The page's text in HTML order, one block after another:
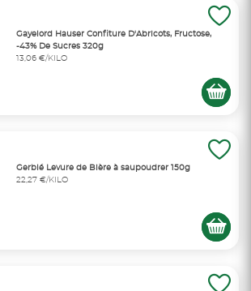
Gayelord Hauser Confiture D'Abricots, Fructose,
-43% De Sucres 320g
13,06 €/KILO
Gerblé Levure de Bière à saupoudrer 150g
22,27 €/KILO